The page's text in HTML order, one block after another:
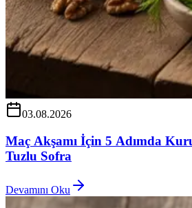
03.08.2026
Maç Akşamı İçin 5 Adımda
Tuzlu Sofra
Devamını Oku